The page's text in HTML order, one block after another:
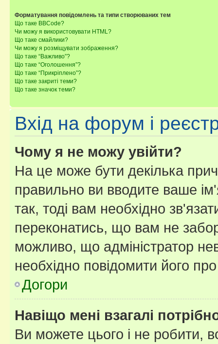
Форматування повідомлень та типи створюваних тем
Що таке BBCode?
Чи можу я використовувати HTML?
Що таке смайлики?
Чи можу я розміщувати зображення?
Що таке “Важливо”?
Що таке “Оголошення”?
Що таке “Прикріплено”?
Що таке закриті теми?
Що таке значок теми?
Вхід на форум і
Чому я не можу увійти?
На це може бути декілька
правильно ви вводите ваше
так, тоді вам необхідно
переконатись, що вам не
можливо, що адміністратор
необхідно повідомити його
Догори
Навіщо мені взагалі
Ви можете цього і не робити,